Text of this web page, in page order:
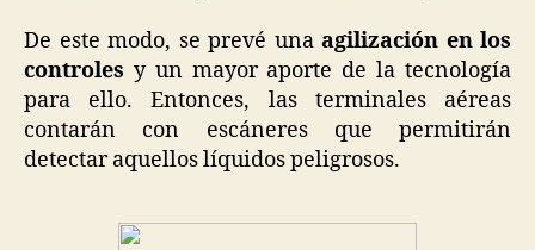
De este modo, se prevé una agilización en los
controles y un mayor aporte de la tecnología
para ello. Entonces, las terminales aéreas
contarán con escáneres que permitirán
detectar aquellos líquidos peligrosos.